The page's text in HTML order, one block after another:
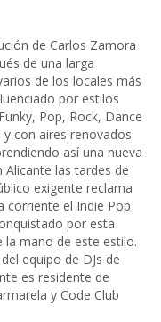
de Carlos Zamora
de una larga
de los locales más
por estilos
Pop, Rock, Dance
con aires renovados
así una nueva
las tardes de
exigente reclama
corriente el Indie Pop
por esta
la mano de este estilo.
equipo de DJs de
es residente de
y Code Club